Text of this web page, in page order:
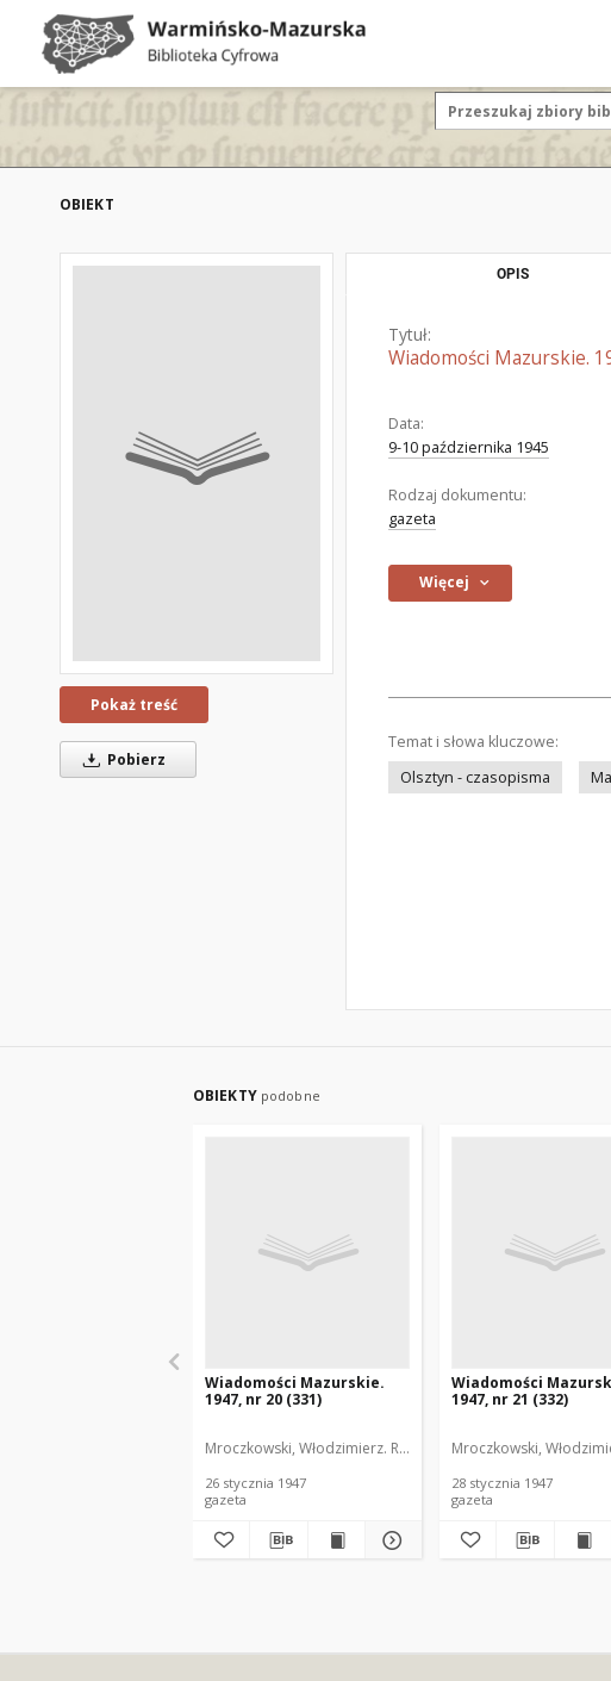
OBIEKT
Pokaż treść
Pobierz
OPIS
Tytuł:
Wiadomości Mazurskie.
Data:
9-10 października 1945
Rodzaj dokumentu:
gazeta
Więcej
Temat i słowa kluczowe:
Olsztyn - czasopisma
OBIEKTY podobne
Wiadomości Mazurskie.
1947, nr 20 (331)
Mroczkowski, Włodzimierz. Red.
26 stycznia 1947
gazeta
Wiadomości
1947, nr 21 (332)
Mroczkowski,
28 stycznia 1947
gazeta